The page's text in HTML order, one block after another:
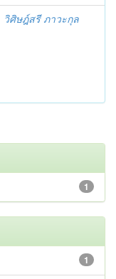
วิศิษฎ์สรี ภาวะกุล
1
1